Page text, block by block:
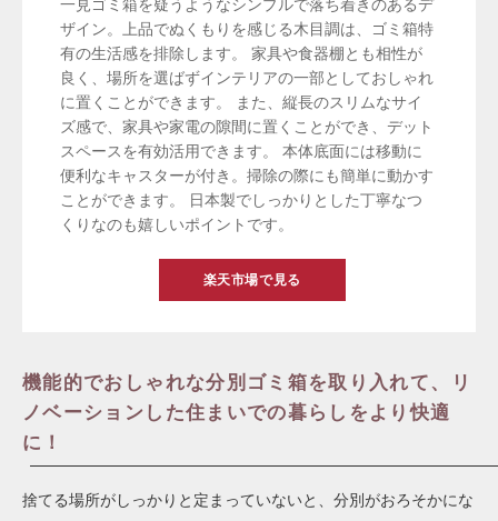
一見ゴミ箱を疑うようなシンプルで落ち着きのあるデ
ザイン。上品でぬくもりを感じる木目調は、ゴミ箱特
有の生活感を排除します。 家具や食器棚とも相性が
良く、場所を選ばずインテリアの一部としておしゃれ
に置くことができます。 また、縦長のスリムなサイ
ズ感で、家具や家電の隙間に置くことができ、デット
スペースを有効活用できます。 本体底面には移動に
便利なキャスターが付き。掃除の際にも簡単に動かす
ことができます。 日本製でしっかりとした丁寧なつ
くりなのも嬉しいポイントです。
楽天市場で見る
機能的でおしゃれな分別ゴミ箱を取り入れて、リ
ノベーションした住まいでの暮らしをより快適
に！
捨てる場所がしっかりと定まっていないと、分別がおろそかにな